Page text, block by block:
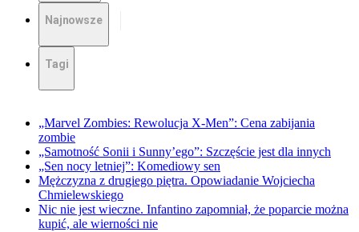
Najnowsze
Tagi
„Marvel Zombies: Rewolucja X-Men”: Cena zabijania
zombie
„Samotność Sonii i Sunny’ego”: Szczęście jest dla innych
„Sen nocy letniej”: Komediowy sen
Mężczyzna z drugiego piętra. Opowiadanie Wojciecha
Chmielewskiego
Nic nie jest wieczne. Infantino zapomniał, że poparcie można
kupić, ale wierności nie